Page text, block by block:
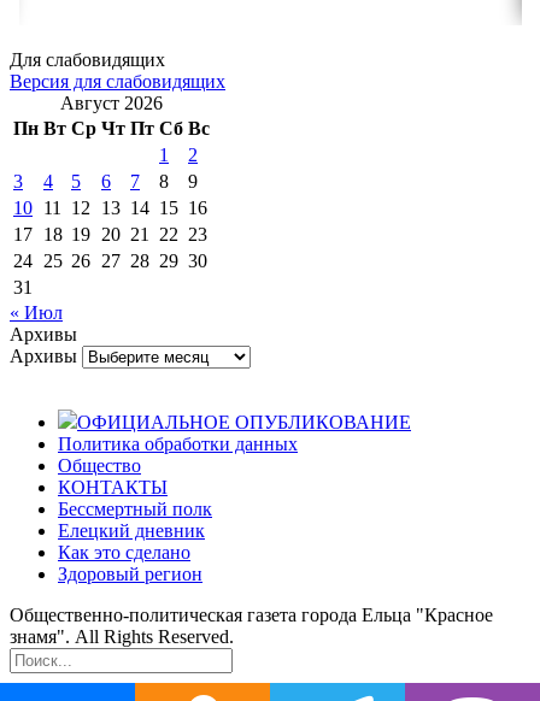
Для слабовидящих
Версия для слабовидящих
Август 2026
Пн Вт Ср Чт Пт Сб Вс
1
2
3
4 5 6 7 8
9
10 11 12 13 14 15 16
17 18 19 20 21 22 23
24 25 26 27 28 29 30
31
« Июл
Архивы
Архивы
ОФИЦИАЛЬНОЕ ОПУБЛИКОВАНИЕ
Политика обработки данных
Общество
КОНТАКТЫ
Бессмертный полк
Елецкий дневник
Как это сделано
Здоровый регион
Общественно-политическая газета города Ельца "Красное
знамя". All Rights Reserved.